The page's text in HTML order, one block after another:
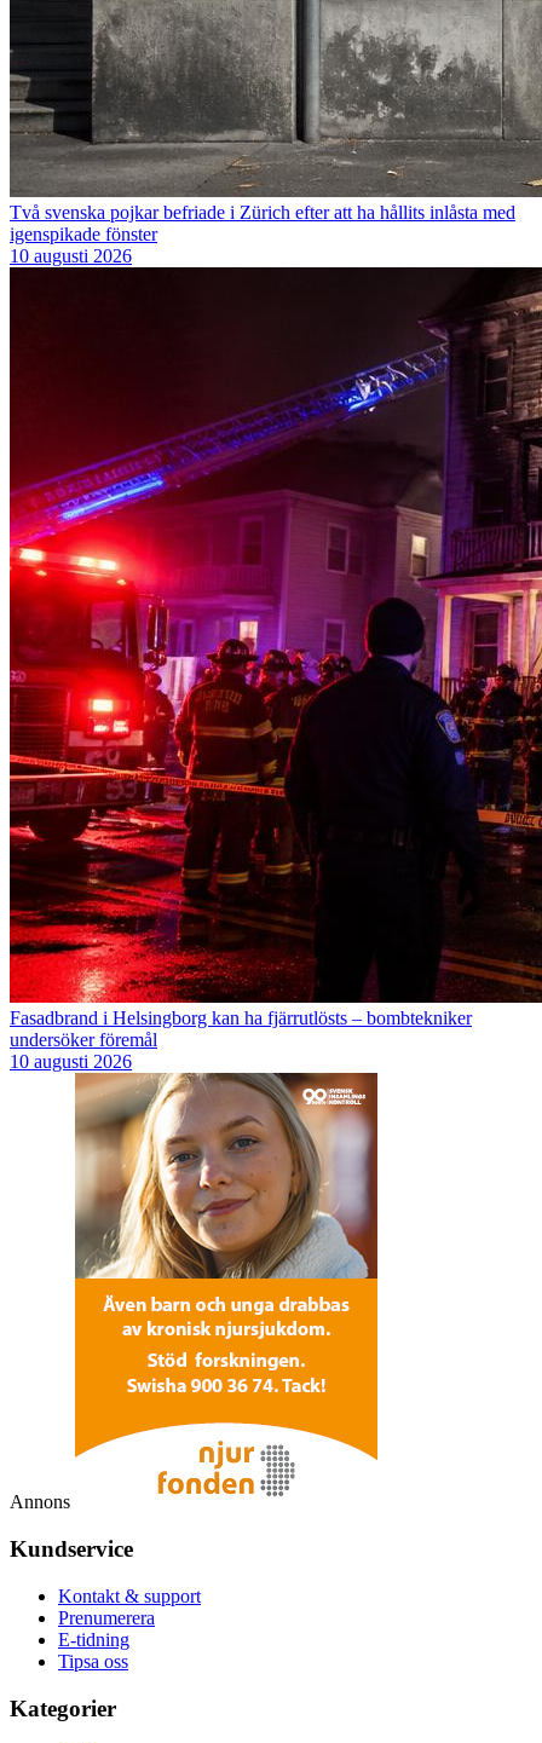
Två svenska pojkar befriade i Zürich efter att ha hållits inlåsta med
igenspikade fönster
10 augusti 2026
Fasadbrand i Helsingborg kan ha fjärrutlösts – bombtekniker
undersöker föremål
10 augusti 2026
Annons
Kundservice
Kontakt & support
Prenumerera
E-tidning
Tipsa oss
Kategorier